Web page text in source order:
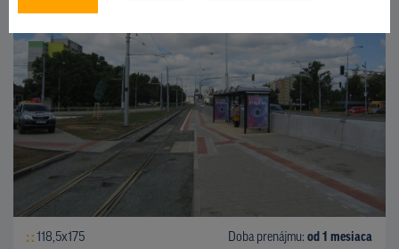
118,5x175 Doba prenájmu: od 1 mesiaca